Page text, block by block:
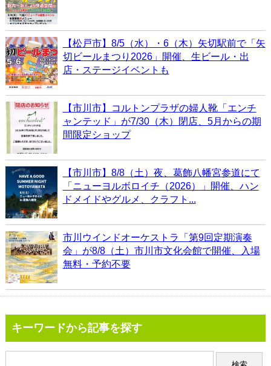
【松戸市】8/5（水）・6（木）矢切駅前で「矢
切ビールまつり2026」開催、生ビール・出
店・ステージイベントも
【市川市】コルトンプラザの婦人靴「エンチ
ャンテッド」が7/30（木）閉店、5月からの期
間限定ショップ
【市川市】8/8（土）夜、葛飾八幡宮参道にて
「ニューヨルボロイチ（2026）」開催、ハン
ドメイドやグルメ、クラフト...
市川ウインドオーケストラ「第9回定期演奏
会」が8/8（土）市川市文化会館で開催、入場
無料・予約不要
キーワードから記事を探す